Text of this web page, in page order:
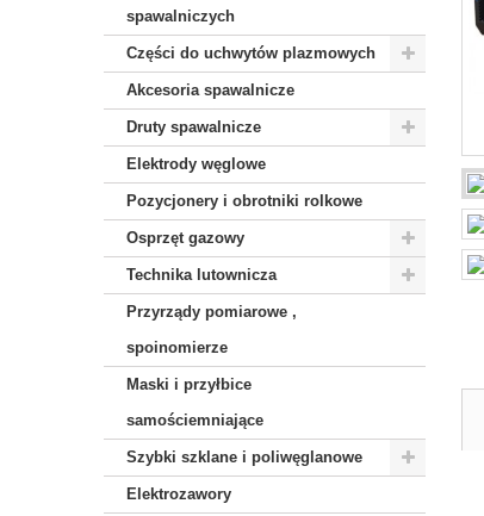
spawalniczych
Części do uchwytów plazmowych
Akcesoria spawalnicze
Druty spawalnicze
Elektrody węglowe
Pozycjonery i obrotniki rolkowe
Osprzęt gazowy
Technika lutownicza
Przyrządy pomiarowe ,
spoinomierze
Maski i przyłbice
samościemniające
Szybki szklane i poliwęglanowe
Elektrozawory